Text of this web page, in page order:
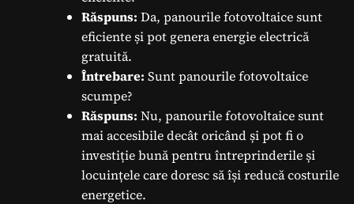
Răspuns: Da, panourile fotovoltaice sunt
eficiente și pot genera energie electrică
gratuită.
Întrebare: Sunt panourile fotovoltaice
scumpe?
Răspuns: Nu, panourile fotovoltaice sunt
mai accesibile decât oricând și pot fi o
investiție bună pentru întreprinderile și
locuințele care doresc să își reducă costurile
energetice.